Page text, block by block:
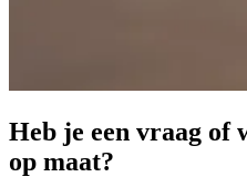
Heb je een vraag of
op maat?